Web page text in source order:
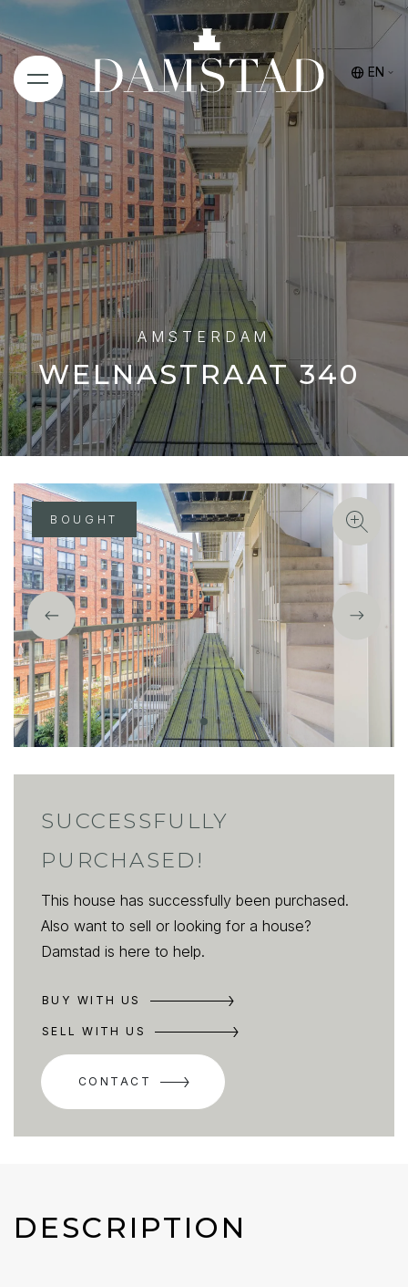
EN
AMSTERDAM
WELNASTRAAT 340
BOUGHT
SUCCESSFULLY
PURCHASED!
This house has successfully been purchased.
Also want to sell or looking for a house?
Damstad is here to help.
BUY WITH US
SELL WITH US
CONTACT
DESCRIPTION